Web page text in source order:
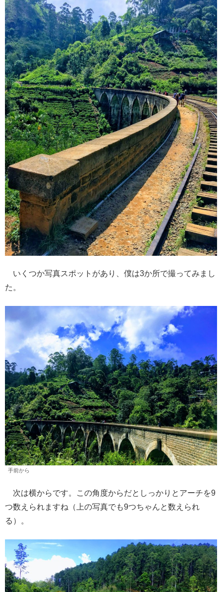
いくつか写真スポットがあり、僕は3か所で撮ってみまし
た。
手前から
次は横からです。この角度からだとしっかりとアーチを9
つ数えられますね（上の写真でも9つちゃんと数えられ
る）。